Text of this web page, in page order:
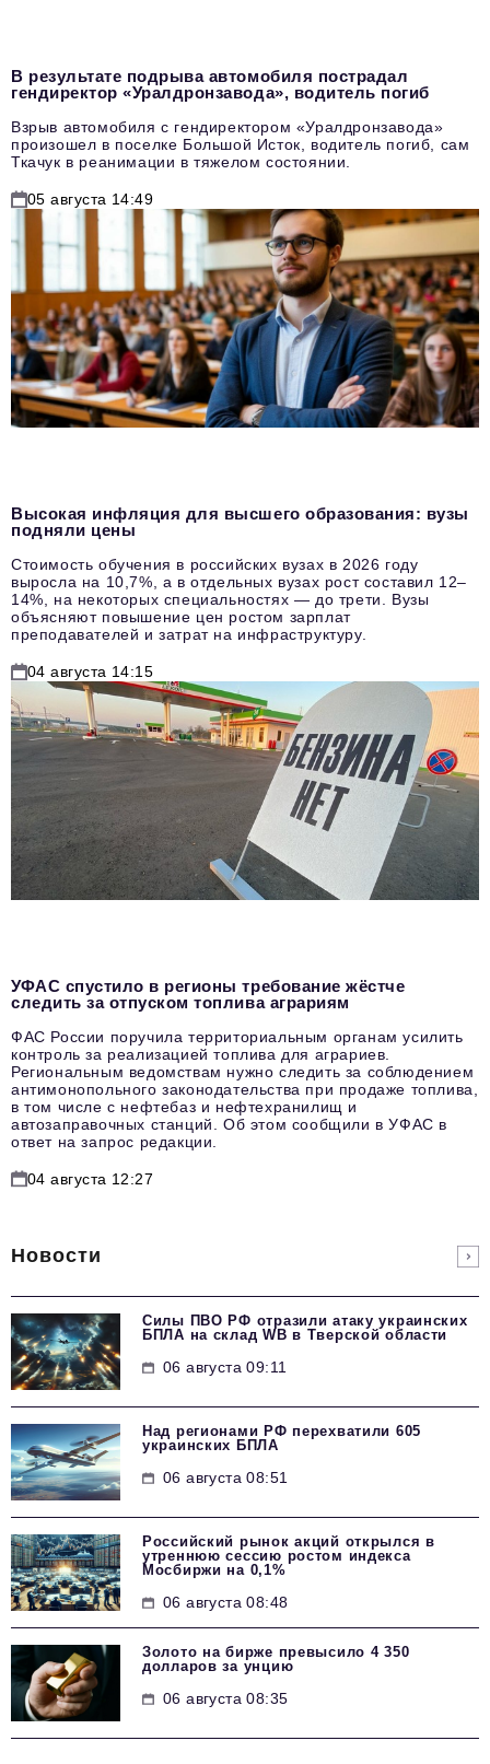
В результате подрыва автомобиля пострадал
гендиректор «Уралдронзавода», водитель погиб
Взрыв автомобиля с гендиректором «Уралдронзавода»
произошел в поселке Большой Исток, водитель погиб, сам
Ткачук в реанимации в тяжелом состоянии.
05 августа 14:49
Высокая инфляция для высшего образования: вузы
подняли цены
Стоимость обучения в российских вузах в 2026 году
выросла на 10,7%, а в отдельных вузах рост составил 12–
14%, на некоторых специальностях — до трети. Вузы
объясняют повышение цен ростом зарплат
преподавателей и затрат на инфраструктуру.
04 августа 14:15
УФАС спустило в регионы требование жёстче
следить за отпуском топлива аграриям
ФАС России поручила территориальным органам усилить
контроль за реализацией топлива для аграриев.
Региональным ведомствам нужно следить за соблюдением
антимонопольного законодательства при продаже топлива,
в том числе с нефтебаз и нефтехранилищ и
автозаправочных станций. Об этом сообщили в УФАС в
ответ на запрос редакции.
04 августа 12:27
Новости
Силы ПВО РФ отразили атаку украинских
БПЛА на склад WB в Тверской области
06 августа 09:11
Над регионами РФ перехватили 605
украинских БПЛА
06 августа 08:51
Российский рынок акций открылся в
утреннюю сессию ростом индекса
Мосбиржи на 0,1%
06 августа 08:48
Золото на бирже превысило 4 350
долларов за унцию
06 августа 08:35